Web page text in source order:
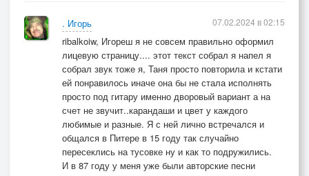
. Игорь
ribalkoiw, Игореш я не совсем правильно оформил
лицевую страницу.... этот текст собрал я напел я
собрал звук тоже я, Таня просто повторила и кстати
ей понравилось иначе она бы не стала исполнять
просто под гитару именно дворовый вариант а на
счет не звучит..карандаши и цвет у каждого
любимые и разные. Я с ней лично встречался и
общался в Питере в 15 году так случайно
пересеклись на тусовке ну и как то подружились.
И в 87 году у меня уже были авторские песни
07.02.2024 в 02:15